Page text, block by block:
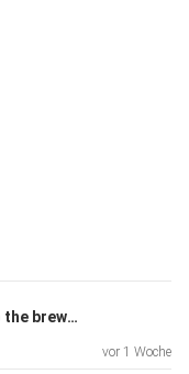
DaB98: Out of the woods, into the brew – Summer feat. Xavier Tortosa
vor 1 Woche